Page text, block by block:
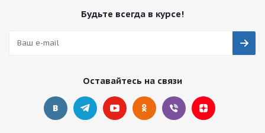
Будьте всегда в курсе!
Оставайтесь на связи